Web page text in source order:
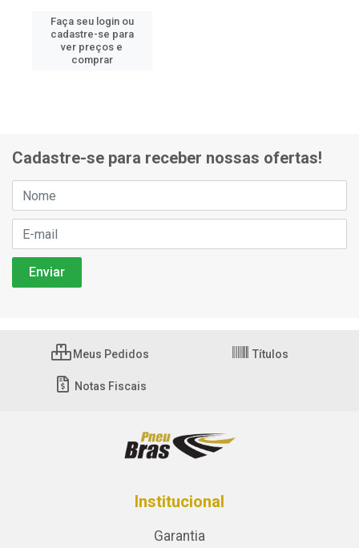
Faça seu login ou
cadastre-se para
ver preços e
comprar
Cadastre-se para receber nossas ofertas!
Meus Pedidos Títulos
Notas Fiscais
Institucional
Garantia